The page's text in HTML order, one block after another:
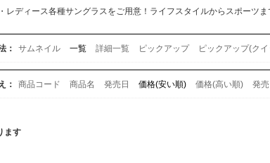
レディース各種サングラスをご用意！ライフスタイルからスポーツ
： サムネイル 一覧 詳細一覧 ピックアップ ピックアップ(ク
： 商品コード 商品名 発売日 価格(安い順) 価格(高い順) 発
ます